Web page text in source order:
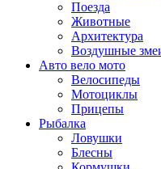
Поезда
Животные
Архитектура
Воздушные
Авто вело мото
Велосипеды
Мотоциклы
Прицепы
Рыбалка
Ловушки
Блесны